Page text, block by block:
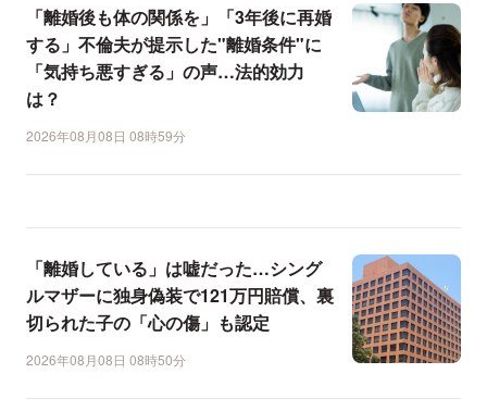
「離婚後も体の関係を」「3年後に再婚
する」不倫夫が提示した"離婚条件"に
「気持ち悪すぎる」の声…法的効力
は？
2026年08月08日 08時59分
「離婚している」は嘘だった…シング
ルマザーに独身偽装で121万円賠償、裏
切られた子の「心の傷」も認定
2026年08月08日 08時50分